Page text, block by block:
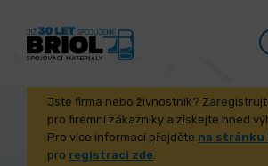
Jste firma nebo živnostník?
pro firemní zákazníky a získejte hned
Pro více informací přejděte na stránku
pro registraci zde.